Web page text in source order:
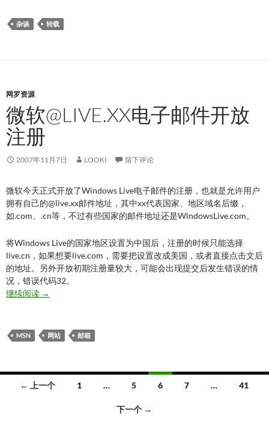
杂谈 转载
网罗资源
微软@LIVE.XX电子邮件开放
注册
2007年11月7日 LOOKI 留下评论
微软今天正式开放了Windows Live电子邮件的注册，也就是允许用户
拥有自己的@live.xx邮件地址，其中xx代表国家、地区域名后缀，
如.com、.cn等，不过有些国家的邮件地址还是WindowsLive.com。
将Windows Live的国家地区设置为中国后，注册的时候只能选择
live.cn，如果想要live.com，需要把设置改成美国，或者直接点击文后
的地址。另外开放初期注册量较大，可能会出现提交后发生错误的情
况，错误代码32。
继续阅读微软@live.xx电子邮件开放注册
→
MSN 网站 邮箱
← 上一个 1 … 5 6 7 … 41
下一个 →